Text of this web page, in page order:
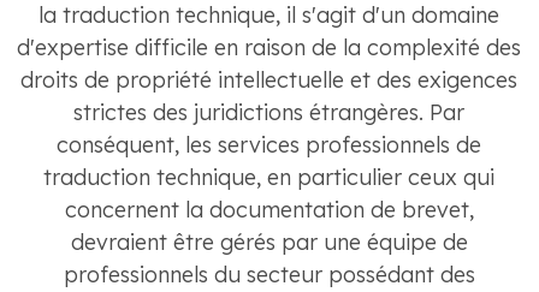
la traduction technique, il s'agit d'un domaine
d'expertise difficile en raison de la complexité des
droits de propriété intellectuelle et des exigences
strictes des juridictions étrangères. Par
conséquent, les services professionnels de
traduction technique, en particulier ceux qui
concernent la documentation de brevet,
devraient être gérés par une équipe de
professionnels du secteur possédant des